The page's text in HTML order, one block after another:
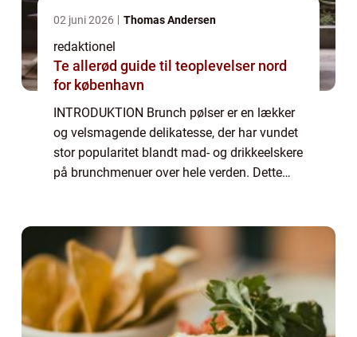
02 juni 2026 Thomas Andersen
redaktionel
Te allerød guide til teoplevelser nord
for københavn
INTRODUKTION Brunch pølser er en lækker
og velsmagende delikatesse, der har vundet
stor popularitet blandt mad- og drikkeelskere
på brunchmenuer over hele verden. Dette